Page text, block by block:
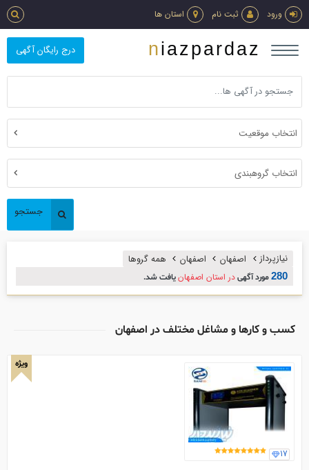
ورود ثبت نام استان ها
درج رایگان آگهی niazpardaz
انتخاب موقعیت
انتخاب گروهبندی
جستجو
نیازپرداز اصفهان اصفهان همه گروها
280مورد آگهیدر استان اصفهانیافت شد.
کسب و کارها و مشاغل مختلف در اصفهان
ویژه
17